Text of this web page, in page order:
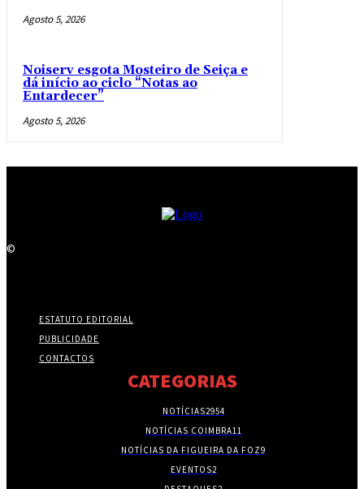
Agosto 5, 2026
Noiserv esgota Mosteiro de Seiça e
dá início ao ciclo “Notas ao
Entardecer”
Agosto 5, 2026
©
ESTATUTO EDITORIAL
PUBLICIDADE
CONTACTOS
CATEGORIAS
NOTÍCIAS2954
NOTÍCIAS COIMBRA11
NOTÍCIAS DA FIGUEIRA DA FOZ9
EVENTOS2